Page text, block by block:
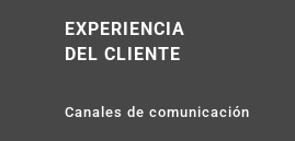
EXPERIENCIA
DEL CLIENTE
Canales de comunicación